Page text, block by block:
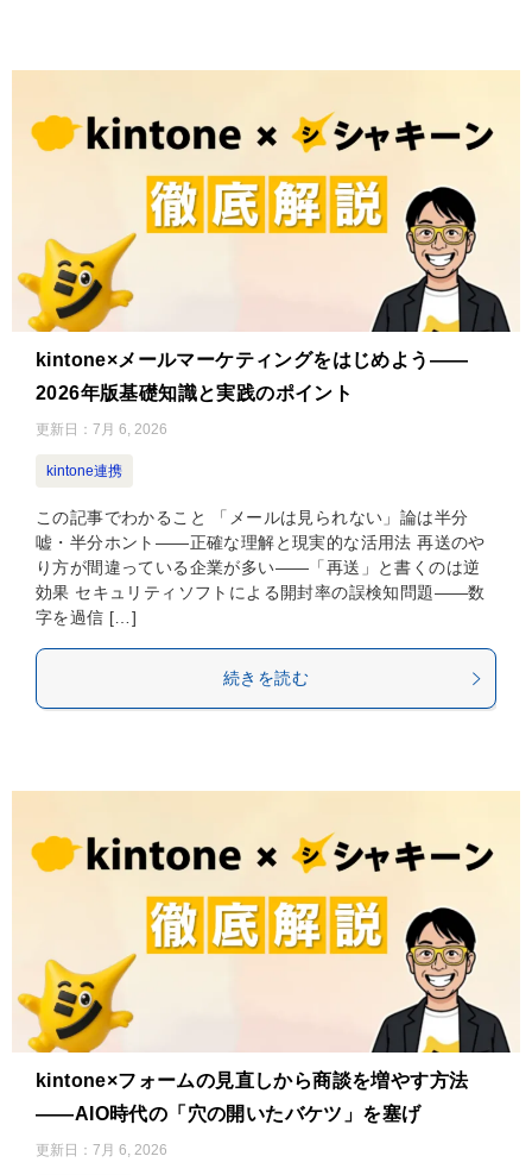
kintone×メールマーケティングをはじめよう——
2026年版基礎知識と実践のポイント
更新日： 7月 6, 2026
kintone連携
この記事でわかること 「メールは見られない」論は半分
嘘・半分ホント——正確な理解と現実的な活用法 再送のや
り方が間違っている企業が多い——「再送」と書くのは逆
効果 セキュリティソフトによる開封率の誤検知問題——数
字を過信 […]
続きを読む
kintone×フォームの見直しから商談を増やす方法
——AIO時代の「穴の開いたバケツ」を塞げ
更新日： 7月 6, 2026